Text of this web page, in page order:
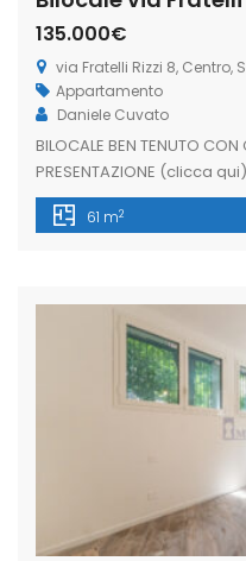
135.000€
via Fratelli Rizzi 8, Centro,
Appartamento
Daniele Cuvato
BILOCALE BEN TENUTO
PRESENTAZIONE (clicca
cuore di San Giuliano
ben tenuto degli anni ’60
funzionale. Varcando la
61 m2